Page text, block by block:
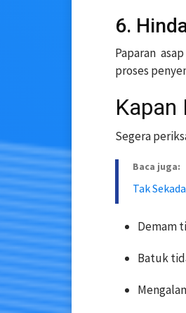
6.
Paparan
proses
Kapan
Segera
Baca juga:
Tak
Demam
Batuk